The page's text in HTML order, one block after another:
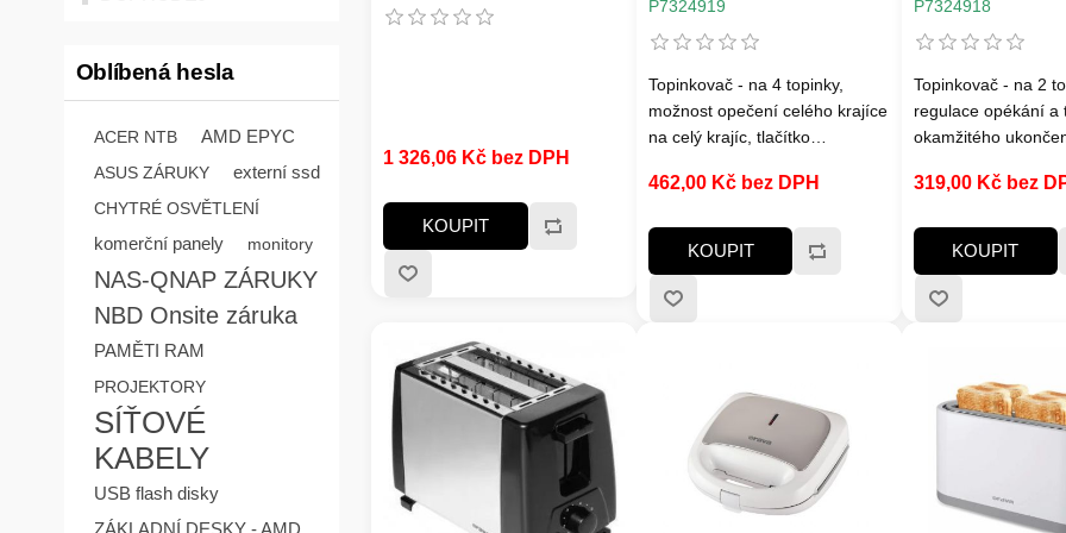
Oblíbená hesla
ACER NTB AMD EPYC
ASUS ZÁRUKY externí ssd
CHYTRÉ OSVĚTLENÍ
komerční panely monitory
NAS-QNAP ZÁRUKY
NBD Onsite záruka
PAMĚTI RAM
PROJEKTORY
SÍŤOVÉ
KABELY
USB flash disky
ZÁKLADNÍ DESKY - AMD
1 326,06 Kč bez DPH
KOUPIT
P7324919
Topinkovač - na 4 topinky,
možnost opečení celého krajíce
na celý krajíc, tlačítko
vyjímatelná miska na drobky,
462,00 Kč bez DPH
KOUPIT
P7324918
Topinkovač - na 2
regulace opékání a
okamžitého
příkon 650 W,
319,00 Kč bez
KOUPIT